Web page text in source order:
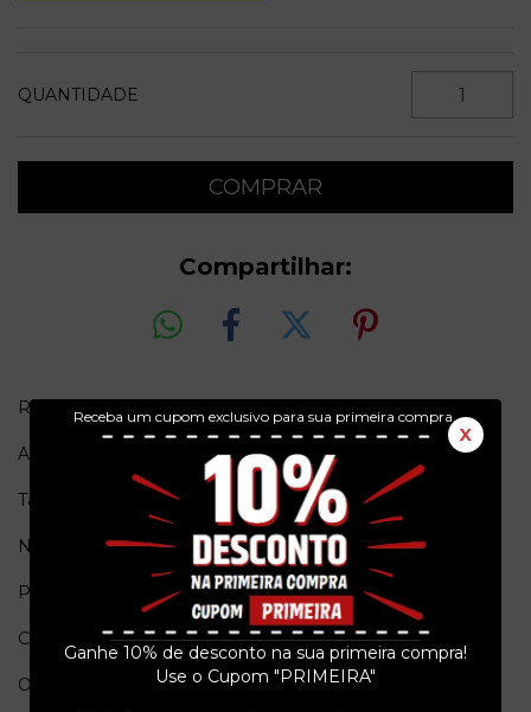
Receba um cupom exclusivo para sua primeira compra.
X
Ganhe 10% de desconto na sua primeira compra!
Use o Cupom "PRIMEIRA"
QUANTIDADE
Compartilhar:
Rock Brigade Nº 83
Ano = 1993
Tamanho = 30cm x 21cm
Número de páginas = 68
Pais de origem = Brasil
Conservação = Ex
Obs. = Sem poster.